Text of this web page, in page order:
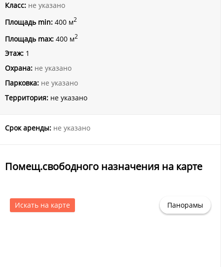
Класс: не указано
Площадь min: 400 м2
Площадь max: 400 м2
Этаж: 1
Охрана: не указано
Парковка: не указано
Территория: не указано
Срок аренды: не указано
Помещ.свободного назначения на карте
Искать на карте Панорамы